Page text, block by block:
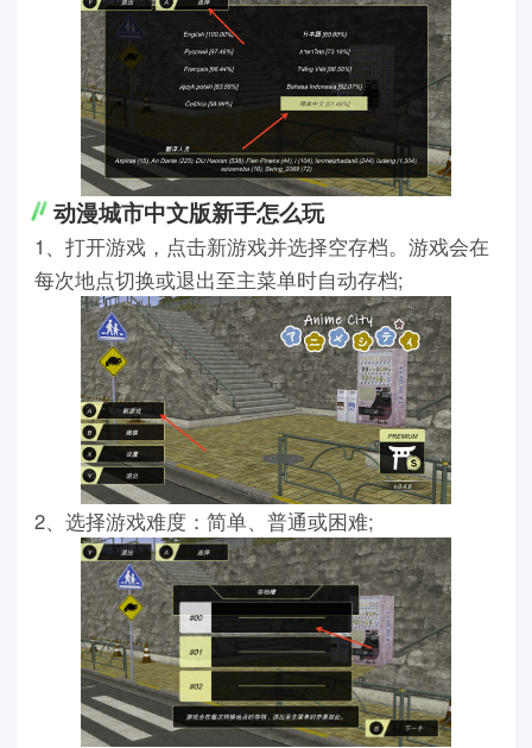
动漫城市中文版新手怎么玩
1、打开游戏，点击新游戏并选择空存档。游戏会在
每次地点切换或退出至主菜单时自动存档;
2、选择游戏难度：简单、普通或困难;